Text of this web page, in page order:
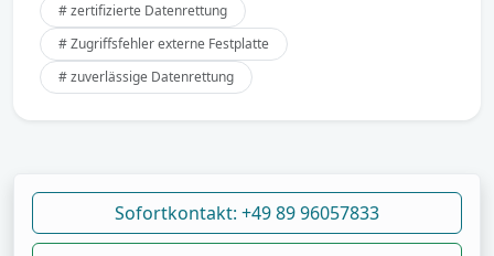
# zertifizierte Datenrettung
# Zugriffsfehler externe Festplatte
# zuverlässige Datenrettung
Sofortkontakt: +49 89 96057833